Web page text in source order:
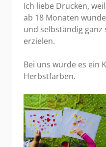
Ich liebe Drucken,
ab 18 Monaten
und selbständig ganz
erzielen.
Bei uns wurde es ein
Herbstfarben.